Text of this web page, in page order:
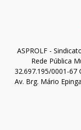
ASPROLF -
Rede Pública
32.697.195/0001-67
Av. Brg. Mário